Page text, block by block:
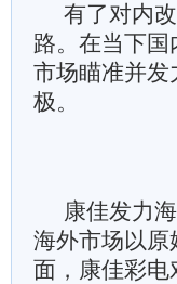
有了对内
路。在当下
市场瞄准并发
极。
康佳发力
海外市场以原
面，康佳彩电